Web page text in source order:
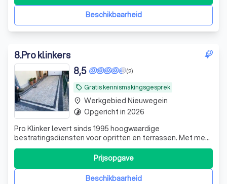
Beschikbaarheid
8.Pro klinkers
local_offer Gratis kennismakingsgesprek
(2)
8,5
Pro Klinker levert sinds 1995 hoogwaardige
bestratingsdiensten voor opritten en terrassen. Met meer
dan 30 jaar ervaring zijn wij gespecialiseerd in
klinkerbestrating, terrassen, opritten, looppaden en
tuinaanleg. Wij staan bekend om ons vakmanschap, het
gebruik van kwaliteitsmaterialen en een betro
Beschikbaarheid
Prijsopgave
place Werkgebied Nieuwegein
timelapse Opgericht in 2026